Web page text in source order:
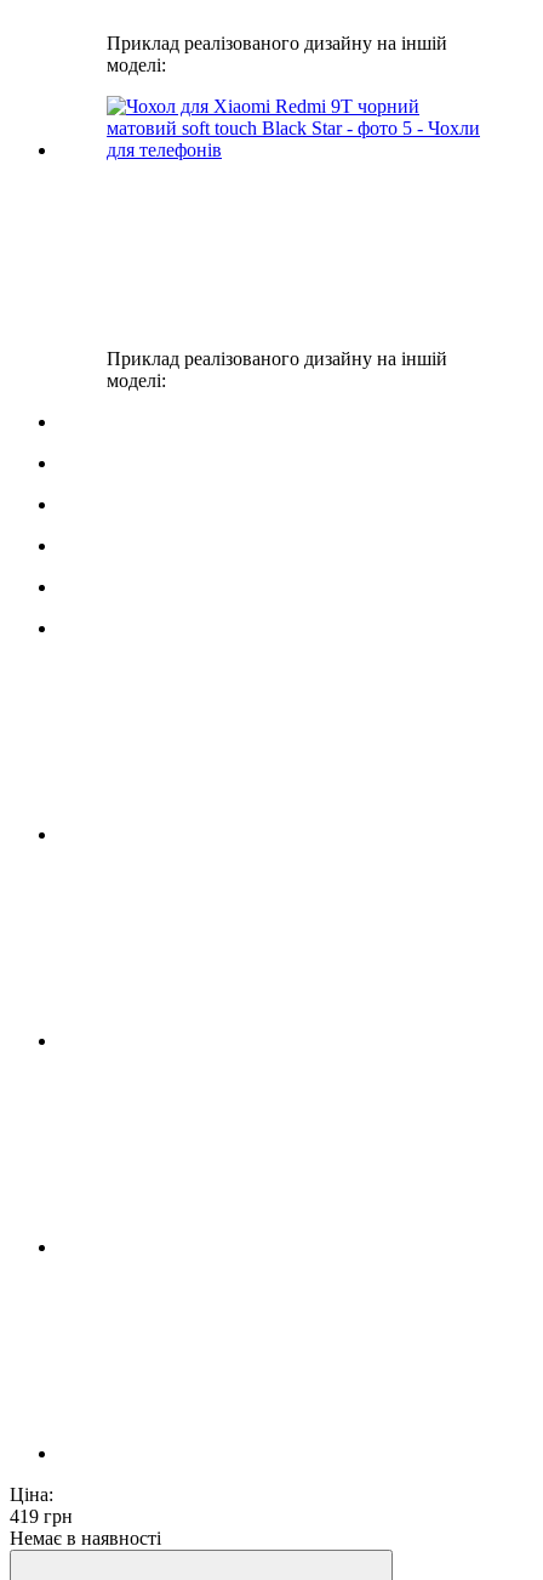
Приклад реалізованого дизайну на іншій
моделі:
Приклад реалізованого дизайну на іншій
моделі:
Ціна:
419 грн
Немає в наявності